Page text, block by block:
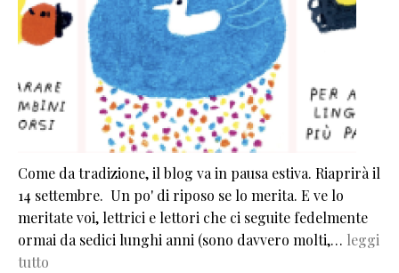
Come da tradizione, il blog va in pausa estiva. Riaprirà il
14 settembre. Un po' di riposo se lo merita. E ve lo
meritate voi, lettrici e lettori che ci seguite fedelmente
ormai da sedici lunghi anni (sono davvero molti,… leggi
tutto